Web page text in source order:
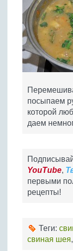
посыпаем
которой
даем
YouTube,
первыми
рецепты!
Теги:
свиная шея,